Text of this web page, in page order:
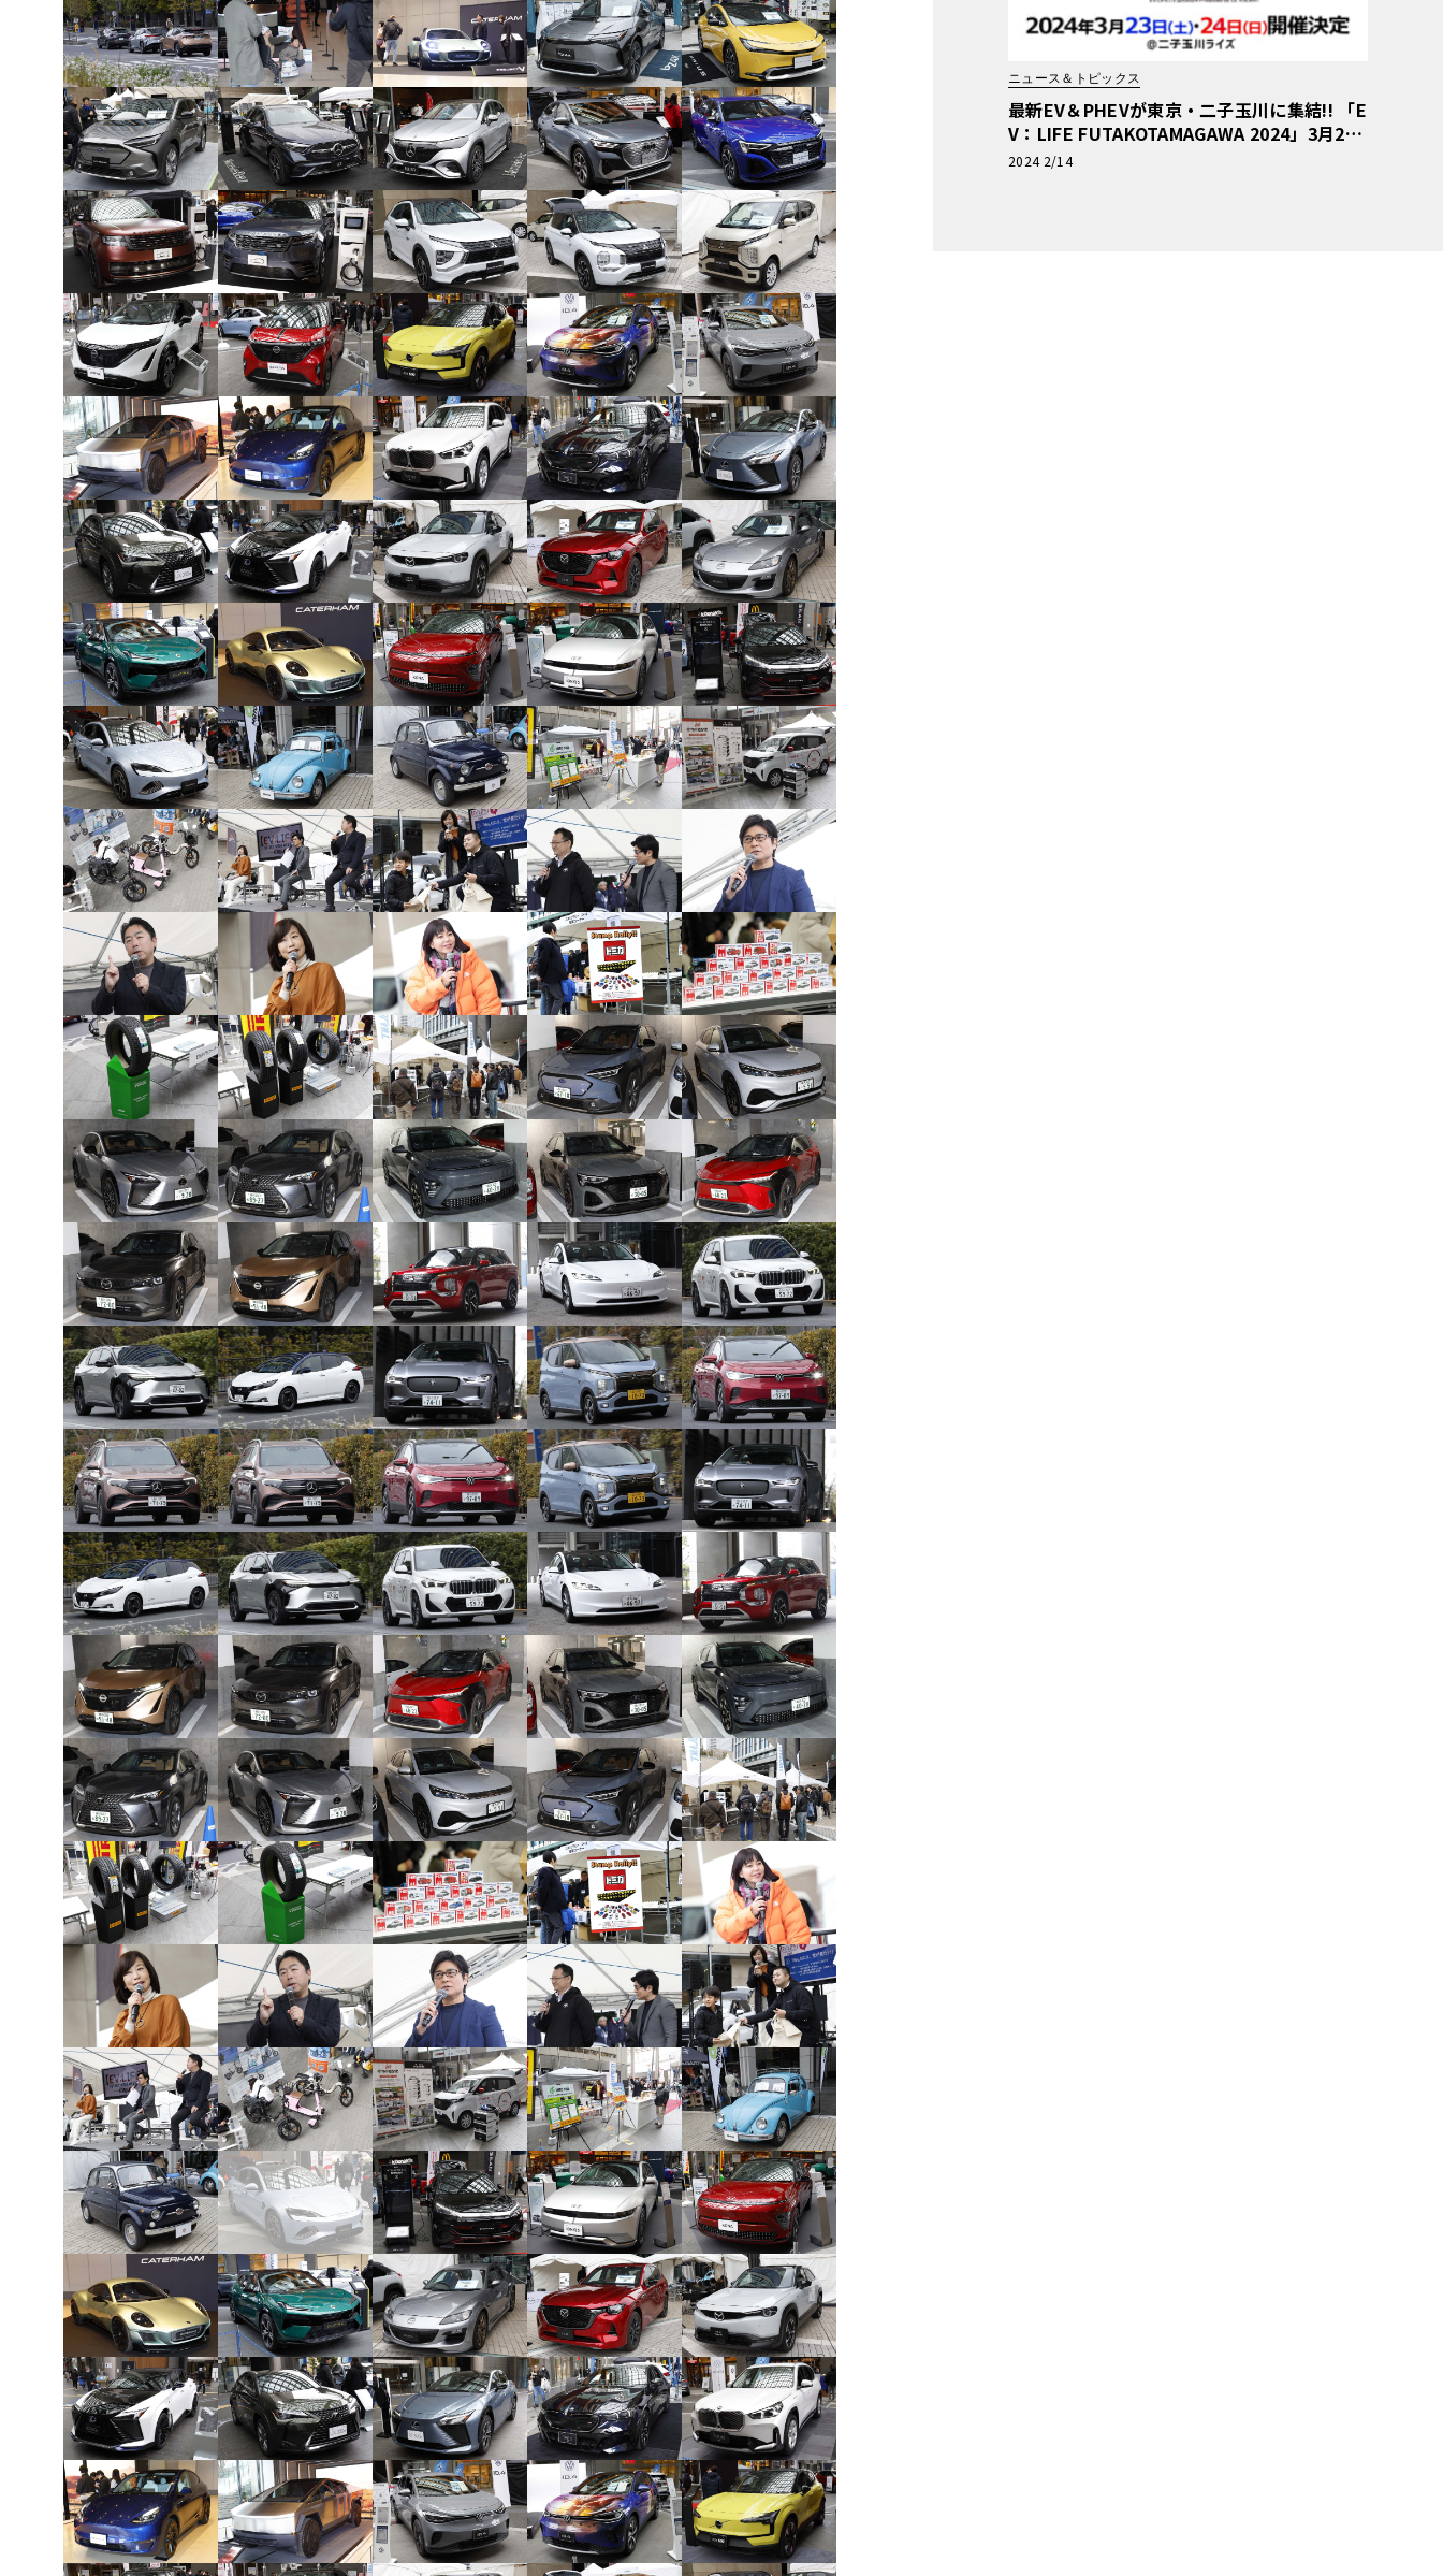
ニュース＆トピックス
最新EV＆PHEVが東京・二子玉川に集結!! 「E
V：LIFE FUTAKOTAMAGAWA 2024」3月23
日（土）～24日（日）開催!!
2024 2/14